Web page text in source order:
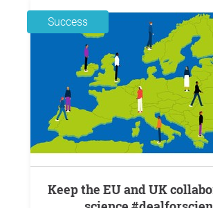
Success
Keep the EU and UK collaborating in